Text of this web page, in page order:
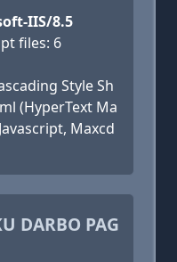
IIS/8.5
files: 6
Style Sh
(HyperText Ma
Maxcd
DARBO PAG